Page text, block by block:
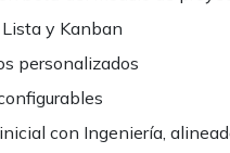
y Kanban
personalizados
con Ingeniería,